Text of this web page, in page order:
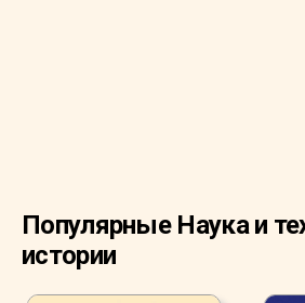
Популярные Наука и
истории